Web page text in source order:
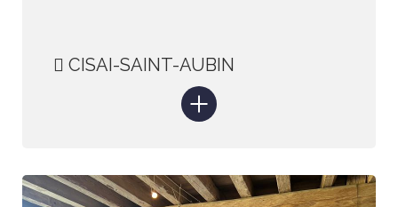
CISAI-SAINT-AUBIN